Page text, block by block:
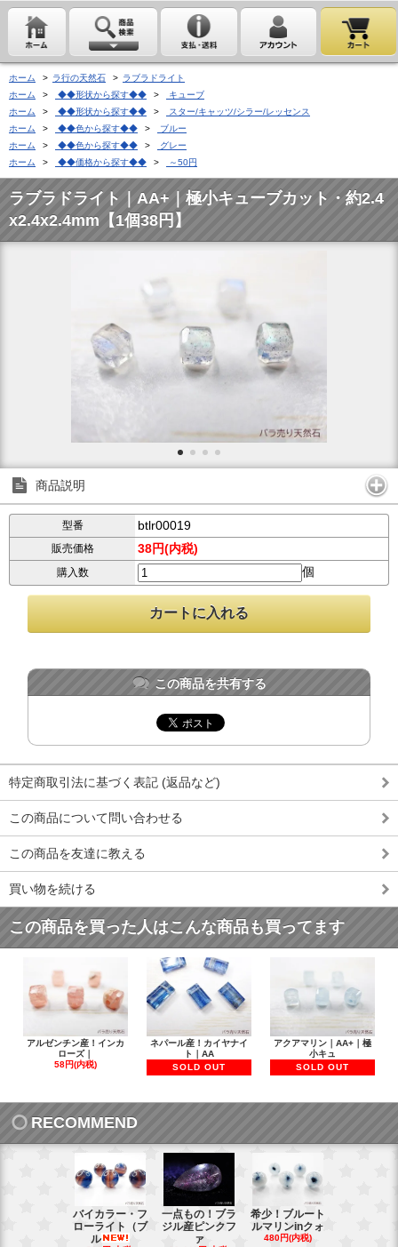
ホーム > ラ行の天然石 > ラブラドライト
ホーム
> ◆◆形状から探す◆◆ >
キューブ
ホーム
> ◆◆形状から探す◆◆ >
スター/キャッツ/シラー/レッセンス
ホーム
> ◆◆色から探す◆◆ >
ブルー
ホーム
> ◆◆色から探す◆◆ >
グレー
ホーム
> ◆◆価格から探す◆◆ > ～50円
ラブラドライト｜AA+｜極小キューブカット・約2.4
x2.4x2.4mm【1個38円】
商品説明
型番 btlr00019
販売価格 38円(内税)
購入数 個
この商品を共有する
特定商取引法に基づく表記 (返品など)
この商品について問い合わせる
この商品を友達に教える
買い物を続ける
この商品を買った人はこんな商品も買ってます
アルゼンチン産！インカ
ローズ｜
58円(内税)
ネパール産！カイヤナイ
ト｜AA
SOLD OUT
アクアマリン｜AA+｜極
小キュ
SOLD OUT
RECOMMEND
バイカラー・フ
ローライト（ブ
ル
一点もの！ブラ
ジル産ピンクフ
ァ
希少！ブルート
ルマリンinクォ
480円(内税)